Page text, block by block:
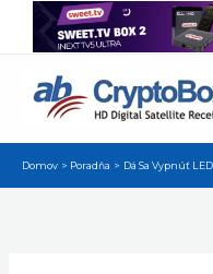
Preskočiť
Domov Poradňa Dá Sa Vypnúť